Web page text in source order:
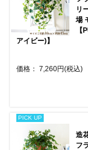
リ
場
【
アイビー)】
価格： 7,260円(税込)
PICK UP
造
フ